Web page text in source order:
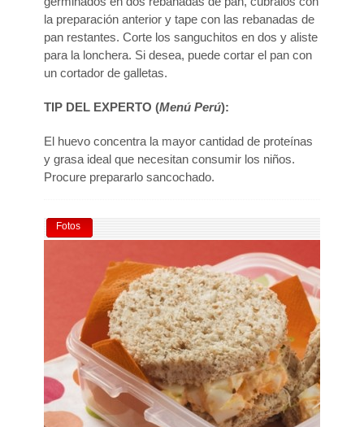
la preparación anterior y tape con las rebanadas de
pan restantes. Corte los sanguchitos en dos y aliste
para la lonchera. Si desea, puede cortar el pan con
un cortador de galletas.
TIP DEL EXPERTO (Menú Perú):
El huevo concentra la mayor cantidad de proteínas
y grasa ideal que necesitan consumir los niños.
Procure prepararlo sancochado.
Fotos